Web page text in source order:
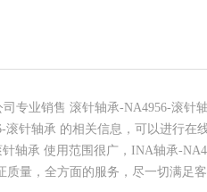
专业销售 滚针轴承-NA4956-滚针
滚针轴承 的相关信息，可以进行在
轴承 使用范围很广，INA轴承-
质量，全方面的服务，尽一切满足客